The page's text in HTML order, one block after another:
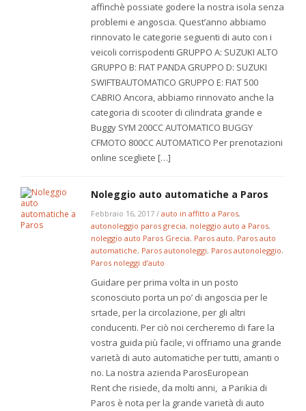
affinchè possiate godere la nostra isola senza
problemi e angoscia. Quest’anno abbiamo
rinnovato le categorie seguenti di auto con i
veicoli corrispodenti GRUPPO A: SUZUKI ALTO
GRUPPO B: FIAT PANDA GRUPPO D: SUZUKI
SWIFTBAUTOMATICO GRUPPO E: FIAT 500
CABRIO Ancora, abbiamo rinnovato anche la
categoria di scooter di cilindrata grande e
Buggy SYM 200CC AUTOMATICO BUGGY
CFMOTO 800CC AUTOMATICO Per prenotazioni
online scegliete […]
Noleggio auto automatiche a Paros
Febbraio 16, 2017 /auto in affitto a Paros,
autonoleggio paros grecia, noleggio auto a Paros,
noleggio auto Paros Grecia, Paros auto, Paros auto
automatiche, Paros autonoleggi, Paros autonoleggio,
Paros noleggi d’auto
Guidare per prima volta in un posto
sconosciuto porta un po’ di angoscia per le
srtade, per la circolazione, per gli altri
conducenti. Per ciò noi cercheremo di fare la
vostra guida più facile, vi offriamo una grande
varietà di auto automatiche per tutti, amanti o
no. La nostra azienda ParosEuropean
Rent che risiede, da molti anni, a Parikia di
Paros è nota per la grande varietà di auto